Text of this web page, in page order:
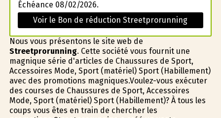
Échéance 08/02/2026.
Voir le Bon de réduction Streetprorunning
Nous vous présentons le site web de
Streetprorunning. Cette société vous fournit une
magnifique série d'articles de Chaussures de Sport,
Accessoires Mode, Sport (matériel) Sport (Habillement)
avec des promotions magnifiques.Voulez-vous exécuter
des courses de Chaussures de Sport, Accessoires
Mode, Sport (matériel) Sport (Habillement)? À tous les
coups vous êtes en train de chercher les